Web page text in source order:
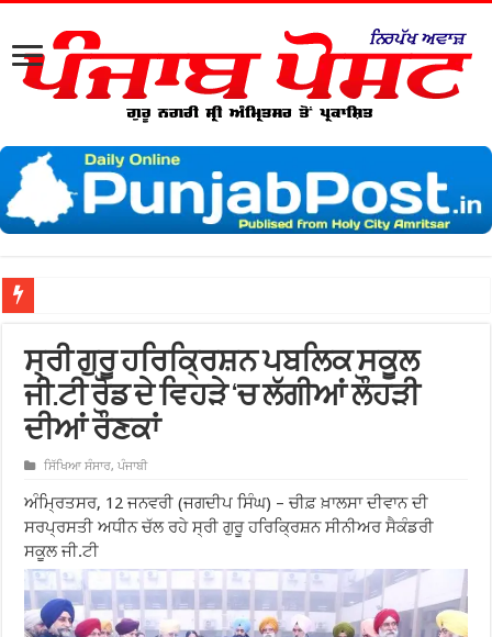
ਸ੍ਰੀ ਗੁਰੂ ਹਰਿਕ੍ਰਿਸ਼ਨ ਪਬਲਿਕ ਸਕੂਲ
ਜੀ.ਟੀ ਰੋਡ ਦੇ ਵਿਹੜੇ ‘ਚ ਲੱਗੀਆਂ ਲੌਹੜੀ
ਦੀਆਂ ਰੌਣਕਾਂ
ਸਿੱਖਿਆ ਸੰਸਾਰ,ਪੰਜਾਬੀ
ਅੰਮ੍ਰਿਤਸਰ, 12 ਜਨਵਰੀ (ਜਗਦੀਪ ਸਿੰਘ) – ਚੀਫ਼ ਖ਼ਾਲਸਾ ਦੀਵਾਨ ਦੀ
ਸਰਪ੍ਰਸਤੀ ਅਧੀਨ ਚੱਲ ਰਹੇ ਸ੍ਰੀ ਗੁਰੂ ਹਰਿਕ੍ਰਿਸ਼ਨ ਸੀਨੀਅਰ ਸੈਕੰਡਰੀ
ਸਕੂਲ ਜੀ.ਟੀ